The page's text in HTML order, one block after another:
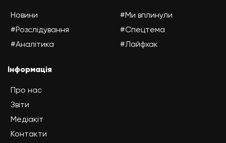
Новини
#Розслідування
#Аналітика
#Ми вплинули
#Спецтема
#Лайфхак
Інформація
Про нас
Звіти
Медіакіт
Контакти